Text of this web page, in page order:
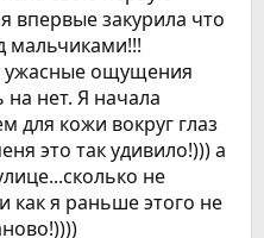
впервые закурила что
мальчиками!!!
ужасные ощущения
на нет. Я начала
для кожи вокруг глаз
это так удивило!))) а
не
как я раньше этого не